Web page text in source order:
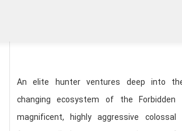
An elite hunter ventures deep into
changing ecosystem of the
magnificent, highly aggressive